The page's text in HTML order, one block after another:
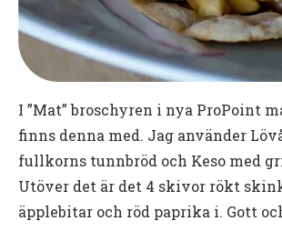
I ”Mat” broschyren i nya ProPoint
finns denna med. Jag använder
fullkorns tunnbröd och Keso med
Utöver det är det 4 skivor rökt
äpplebitar och röd paprika i. Gott